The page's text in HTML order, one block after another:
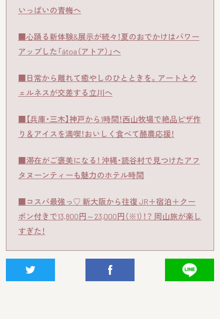
いっぱいの青梅へ
■心踊る新体験&展示が続々！夏のおでかけはパワー
アップした「átoa（アトア）」へ
■日常から離れて癒やしのひとときを。アートとウ
ェルネスが交差する立川へ
■【兵庫・三木】神戸から1時間！西山牧場で絶品ピザ作
り＆アイスを満喫！おいしく食べて酪農応援！
■滞在がご褒美になる！ 沖縄・読谷村で見つけたアフ
タヌーンティーも魅力のホテル時間
■コスパ最強っ♡ 新大阪から往復 JR＋宿泊＋クー
ポン付きで13,800円～23,000円（※1）！？ 岡山旅が楽し
すぎた！